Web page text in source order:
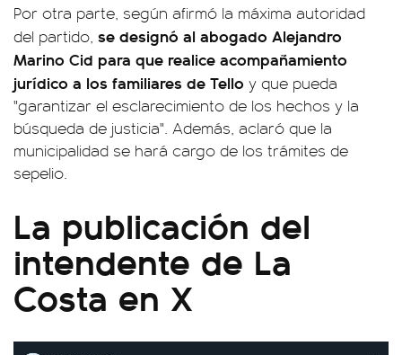
Por otra parte, según afirmó la máxima autoridad
del partido, se designó al abogado Alejandro
Marino Cid para que realice acompañamiento
jurídico a los familiares de Tello y que pueda
"garantizar el esclarecimiento de los hechos y la
búsqueda de justicia". Además, aclaró que la
municipalidad se hará cargo de los trámites de
sepelio.
La publicación del
intendente de La
Costa en X